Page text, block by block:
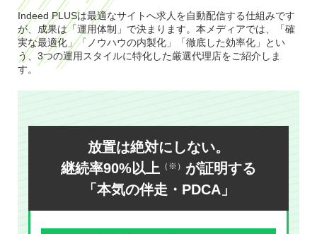
Indeed PLUSは最適なサイトへ求人を自動配信する仕組みです
が、成果は「運用体制」で決まります。本メディアでは、「確
実な最適化」「ノウハウの内製化」「徹底した効率化」とい
う、3つの運用スタイルに特化した厳選代理店をご紹介しま
す。
放置は絶対にしない。
継続率90%以上 （※） が証明する
「本気の伴走・PDCA」